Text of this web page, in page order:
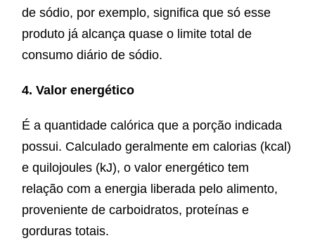
de sódio, por exemplo, significa que só esse
produto já alcança quase o limite total de
consumo diário de sódio.
4. Valor energético
É a quantidade calórica que a porção indicada
possui. Calculado geralmente em calorias (kcal)
e quilojoules (kJ), o valor energético tem
relação com a energia liberada pelo alimento,
proveniente de carboidratos, proteínas e
gorduras totais.